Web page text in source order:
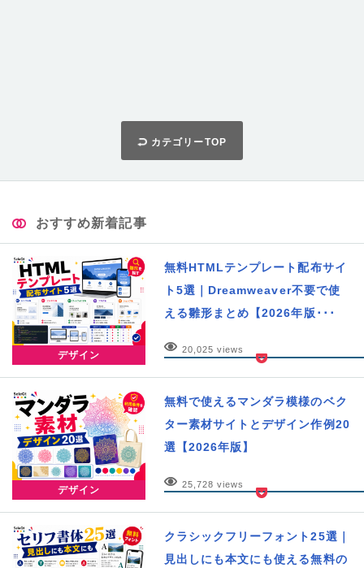
カテゴリーTOP
おすすめ新着記事
デザイン
無料HTMLテンプレート配布サイ
ト5選｜Dreamweaver不要で使
える雛形まとめ【2026年版･･･
20,025 views
デザイン
無料で使えるマンダラ模様のベク
ター素材サイトとデザイン作例20
選【2026年版】
25,728 views
クラシックフリーフォント25選｜
見出しにも本文にも使える無料の